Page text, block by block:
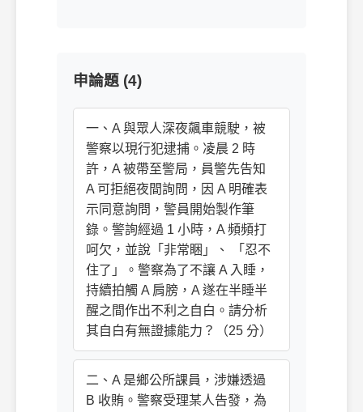
申論題 (4)
一、A 與眾人深夜飆車競駛，被
警察以現行犯逮捕。凌晨 2 時
許，A 被帶至警局，員警先告知
A 可拒絕夜間詢問，因 A 明確表
示同意詢問，警員開始製作筆
錄。警詢經過 1 小時，A 頻頻打
呵欠，並說「非常睏」、 「忍不
住了」。警察為了不讓 A 入睡，
持續拍觸 A 肩膀，A 遂在半睡半
醒之間作出不利之自白。請分析
其自白有無證據能力？（25 分）
二、A 是鄉公所課員，涉嫌透過
B 收賄。警察受理某人告發，為